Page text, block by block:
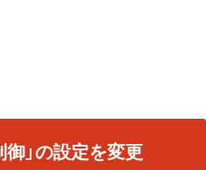
御」の設定を変更